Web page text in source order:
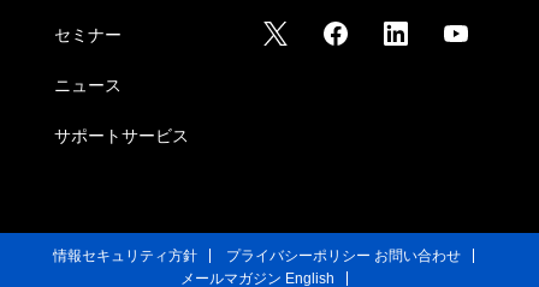
セミナー
ニュース
サポートサービス
情報セキュリティ方針 プライバシーポリシー お問い合わせ
メールマガジン English